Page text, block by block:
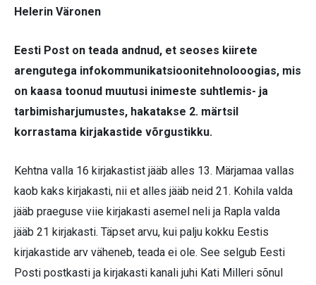
Helerin Väronen
Eesti Post on teada andnud, et seoses kiirete
arengutega infokommunikatsioonitehnolooogias, mis
on kaasa toonud muutusi inimeste suhtlemis- ja
tarbimisharjumustes, hakatakse 2. märtsil
korrastama kirjakastide võrgustikku.
Kehtna valla 16 kirjakastist jääb alles 13. Märjamaa vallas
kaob kaks kirjakasti, nii et alles jääb neid 21. Kohila valda
jääb praeguse viie kirjakasti asemel neli ja Rapla valda
jääb 21 kirjakasti. Täpset arvu, kui palju kokku Eestis
kirjakastide arv väheneb, teada ei ole. See selgub Eesti
Posti postkasti ja kirjakasti kanali juhi Kati Milleri sõnul